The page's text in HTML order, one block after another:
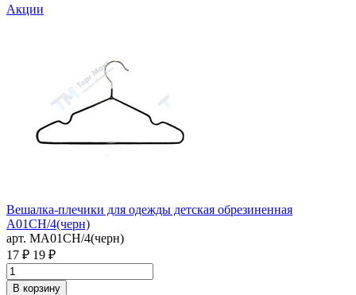
Акции
Вешалка-плечики для одежды детская обрезиненная
A01CH/4(черн)
арт. MA01CH/4(черн)
17 ₽ 19 ₽
В корзину